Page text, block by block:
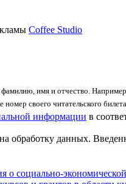
Coffee Studio
имя и отчество.
номер своего читательского
информации в
обработку данных.